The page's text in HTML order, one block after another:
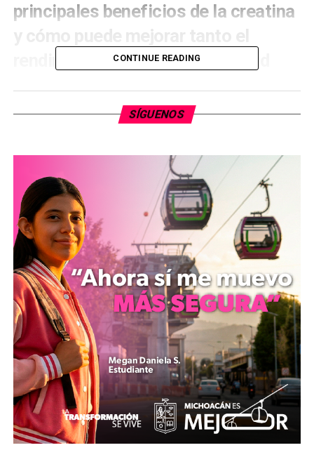
principales beneficios de la creatina
rendimiento físico como la salud
general.
¿Qué es la Creatina?
principalmente en los músculos y en el cerebro. Está
formada por tres aminoácidos: L-arginina, glicina y L-
metionina. Nuestro cuerpo puede sintetizar una
pequeña cantidad de creatina diariamente, pero la
mayoría proviene de la dieta y la suplementación¹.
Beneficios para el Rendimiento Físico
Aumento de la Fuerza y Masa Muscular: La
creatina es conocida por su capacidad para
mejorar la fuerza y el tamaño muscular. Esto se
debe a su papel en la producción de ATP
(adenosina trifosfato), la principal fuente de
energía para las contracciones musculares².
Estudios han demostrado que la suplementación
con creatina puede aumentar significativamente
la fuerza y la masa muscular en comparación con
el entrenamiento sin suplementación³.
CONTINUE READING
SÍGUENOS